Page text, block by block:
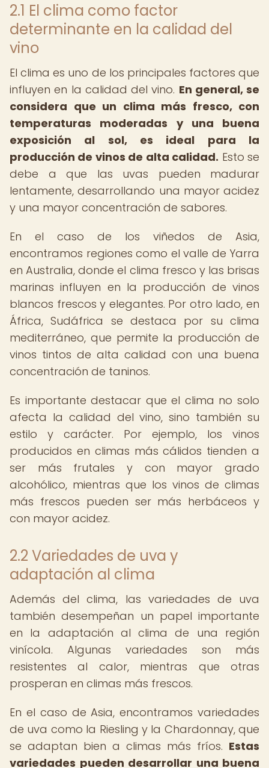
2.1 El clima como factor
determinante en la calidad del
vino
El clima es uno de los principales factores que
influyen en la calidad del vino. En general, se
considera que un clima más fresco, con
temperaturas moderadas y una buena
exposición al sol, es ideal para la
producción de vinos de alta calidad. Esto se
debe a que las uvas pueden madurar
lentamente, desarrollando una mayor acidez
y una mayor concentración de sabores.
En el caso de los viñedos de Asia,
encontramos regiones como el valle de Yarra
en Australia, donde el clima fresco y las brisas
marinas influyen en la producción de vinos
blancos frescos y elegantes. Por otro lado, en
África, Sudáfrica se destaca por su clima
mediterráneo, que permite la producción de
vinos tintos de alta calidad con una buena
concentración de taninos.
Es importante destacar que el clima no solo
afecta la calidad del vino, sino también su
estilo y carácter. Por ejemplo, los vinos
producidos en climas más cálidos tienden a
ser más frutales y con mayor grado
alcohólico, mientras que los vinos de climas
más frescos pueden ser más herbáceos y
con mayor acidez.
2.2 Variedades de uva y
adaptación al clima
Además del clima, las variedades de uva
también desempeñan un papel importante
en la adaptación al clima de una región
vinícola. Algunas variedades son más
resistentes al calor, mientras que otras
prosperan en climas más frescos.
En el caso de Asia, encontramos variedades
de uva como la Riesling y la Chardonnay, que
se adaptan bien a climas más fríos. Estas
variedades pueden desarrollar una buena